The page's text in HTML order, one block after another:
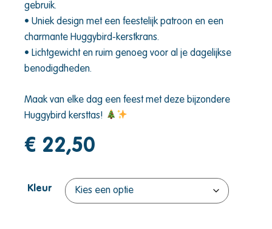
gebruik.
• Uniek design met een feestelijk patroon en een
charmante Huggybird-kerstkrans.
• Lichtgewicht en ruim genoeg voor al je dagelijkse
benodigdheden.
Maak van elke dag een feest met deze bijzondere
Huggybird kersttas!
€ 22,50
Kleur